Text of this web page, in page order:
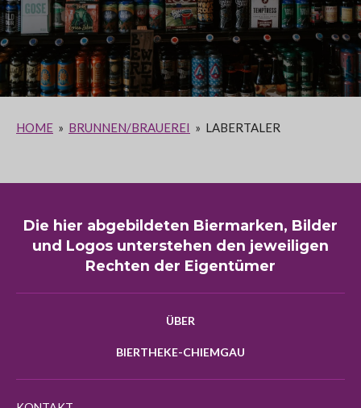
HOME » BRUNNEN/BRAUEREI » LABERTALER
Die hier abgebildeten Biermarken, Bilder
und Logos unterstehen den jeweiligen
Rechten der Eigentümer
ÜBER
BIERTHEKE-CHIEMGAU